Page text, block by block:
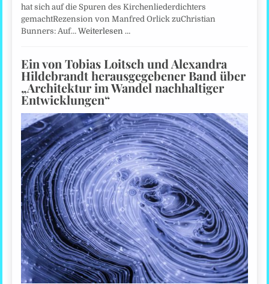
hat sich auf die Spuren des Kirchenliederdichters
gemachtRezension von Manfred Orlick zuChristian
Bunners: Auf…Weiterlesen …
Ein von Tobias Loitsch und Alexandra
Hildebrandt herausgegebener Band über
„Architektur im Wandel nachhaltiger
Entwicklungen“